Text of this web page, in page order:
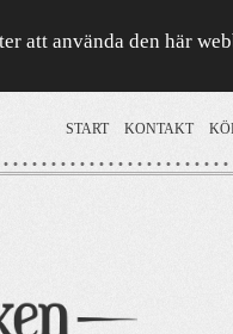
att använda den här
START KONTAKT